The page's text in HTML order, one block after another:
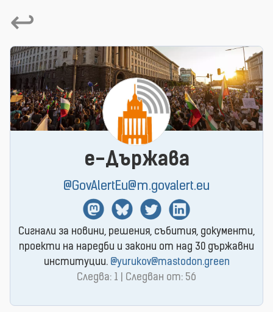
↩
e-Държава
@GovAlertEu@m.govalert.eu
MastodonBlueSkyTwitterLinkedin
Сигнали за новини, решения, събития, документи,
проекти на наредби и закони от над 30 държавни
институции. @yurukov@mastodon.green
Следва: 1 | Следван от: 56